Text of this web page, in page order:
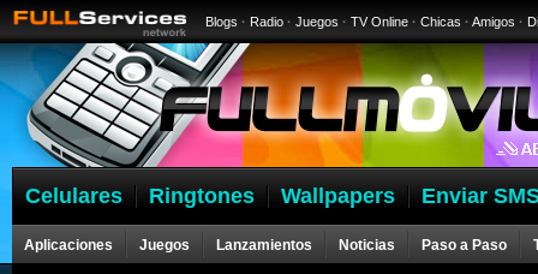
Blogs · Radio · Juegos · TV Online · Chicas · Amigos ·
Celulares Ringtones Wallpapers Enviar
Aplicaciones Juegos Lanzamientos Noticias Paso a Paso